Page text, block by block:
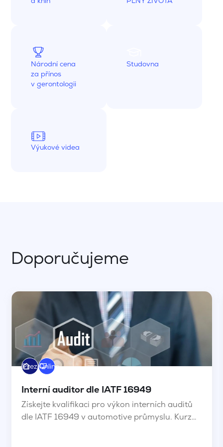
Národní cena
za přínos
v gerontologii
Studovna
Výukové videa
Doporučujeme
Prezenční
Online
Interní auditor dle IATF 16949
Získejte kvalifikaci pro výkon interních auditů
dle IATF 16949 v automotive průmyslu. Kurz